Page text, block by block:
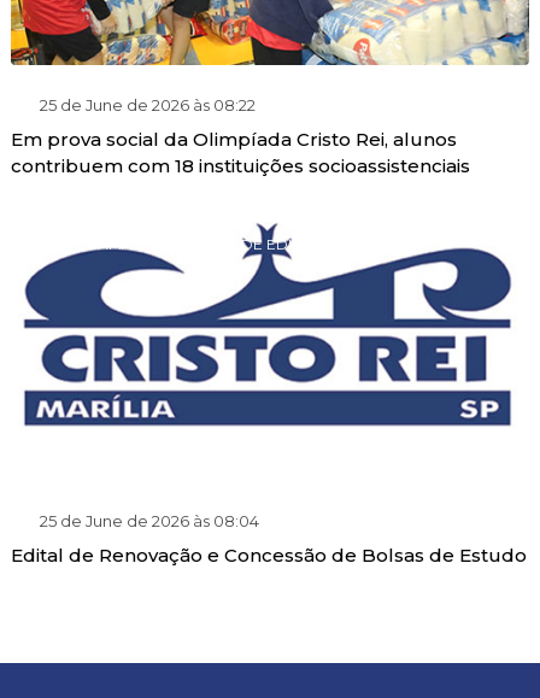
25 de June de 2026 às 08:22
Em prova social da Olimpíada Cristo Rei, alunos
contribuem com 18 instituições socioassistenciais
PROGRAMA DE GRATUIDADE EDUCACIONAL
25 de June de 2026 às 08:04
Edital de Renovação e Concessão de Bolsas de Estudo